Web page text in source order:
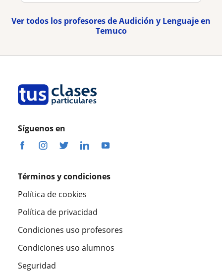
Ver todos los profesores de Audición y Lenguaje en
Temuco
Síguenos en
Términos y condiciones
Política de cookies
Política de privacidad
Condiciones uso profesores
Condiciones uso alumnos
Seguridad